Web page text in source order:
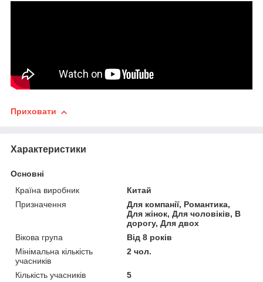
Приховати
Характеристики
Основні
Країна виробник
Китай
Призначення
Для компанії, Романтика,
Для жінок, Для чоловіків, В
дорогу, Для двох
Вікова група
Від 8 років
Мінімальна кількість
учасників
2 чол.
Кількість учасників
5